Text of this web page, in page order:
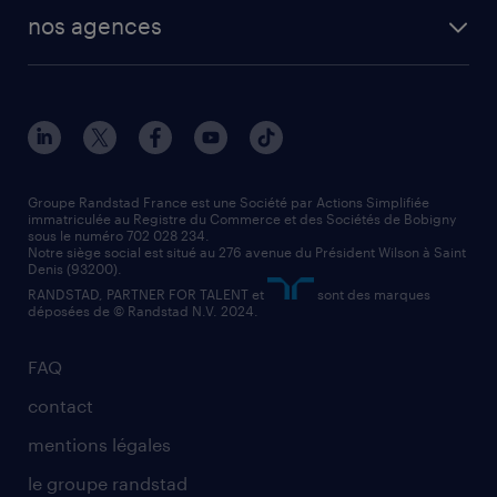
manutentionnaire
assistant administratif
comptable
solutions opérationnelles
contact entreprise
faq intérim / recrutement
nos agences
nos agences par ville
nos agences par région
nos cabinets de recrutement
FAQ
contact
mentions légales
le groupe randstad
Groupe Randstad France est une Société par Actions Simplifiée
immatriculée au Registre du Commerce et des Sociétés de Bobigny
sous le numéro 702 028 234.
Notre siège social est situé au 276 avenue du Président Wilson à Saint
Denis (93200).
RANDSTAD, PARTNER FOR TALENT et
sont des marques
déposées de © Randstad N.V. 2024.